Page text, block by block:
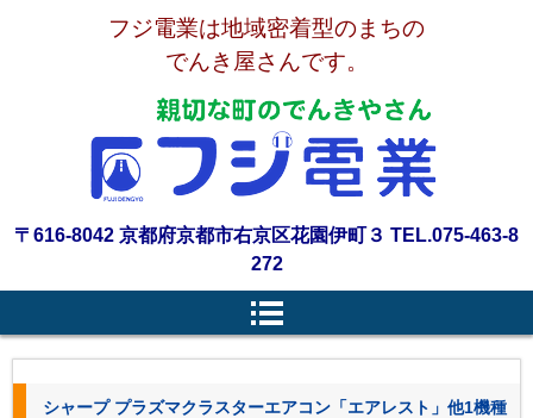
フジ電業は地域密着型のまちの
でんき屋さんです。
〒616-8042 京都府京都市右京区花園伊町３ TEL.075-463-8
272
シャープ プラズマクラスターエアコン「エアレスト」他1機種